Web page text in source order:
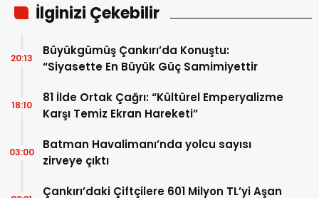
İlginizi Çekebilir
Büyükgümüş Çankırı’da Konuştu:
“Siyasette En Büyük Güç Samimiyettir
20:13
81 İlde Ortak Çağrı: “Kültürel Emperyalizme
Karşı Temiz Ekran Hareketi”
18:10
Batman Havalimanı’nda yolcu sayısı
zirveye çıktı
03:00
Çankırı’daki Çiftçilere 601 Milyon TL’yi Aşan